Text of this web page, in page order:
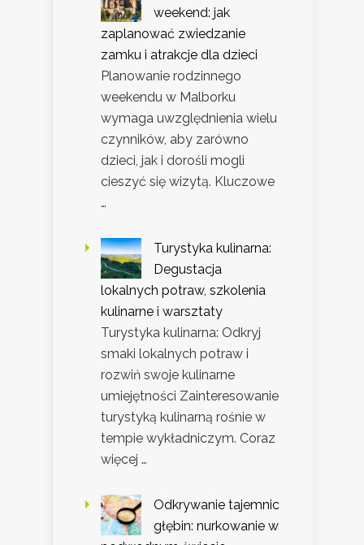
weekend: jak
zaplanować zwiedzanie
zamku i atrakcje dla dzieci
Planowanie rodzinnego
weekendu w Malborku
wymaga uwzględnienia wielu
czynników, aby zarówno
dzieci, jak i dorośli mogli
cieszyć się wizytą. Kluczowe
…
Turystyka kulinarna:
Degustacja
lokalnych potraw, szkolenia
kulinarne i warsztaty
Turystyka kulinarna: Odkryj
smaki lokalnych potraw i
rozwiń swoje kulinarne
umiejętności Zainteresowanie
turystyką kulinarną rośnie w
tempie wykładniczym. Coraz
więcej …
Odkrywanie tajemnic
głębin: nurkowanie w